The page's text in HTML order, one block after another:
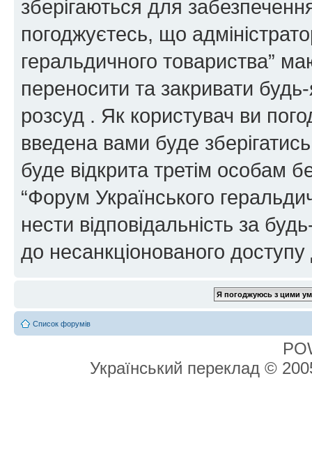
зберігаються для
погоджуєтесь, що
геральдичного товариства”
переносити та закривати
розсуд . Як користувач ви
введена вами буде
буде відкрита третім особам
“Форум Українського
нести відповідальність за
до несанкціонованого доступу
Список форумів
Український переклад ©